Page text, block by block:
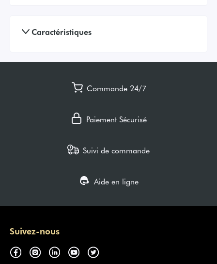
Caractéristiques
Commande 24/7
Paiement Sécurisé
Suivi de commande
Aide en ligne
Suivez-nous